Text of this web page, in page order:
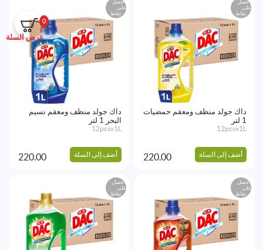
0
عرض السلة
احصل
على
نقاط
داك جولد منظف ومعقم حمضيات
1 لتر
12pcsx1L
أضف إلى السلة 220.00
احصل
على
نقاط
داك جولد منظف ومعقم نسيم
البحر 1 لتر
12pcsx1L
أضف إلى السلة 220.00
احصل
على
نقاط
احصل
على
نقاط